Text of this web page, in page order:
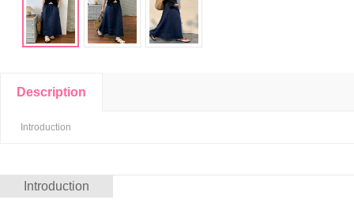
Description
Introduction
Introduction